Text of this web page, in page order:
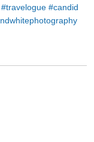
#travelogue #candid